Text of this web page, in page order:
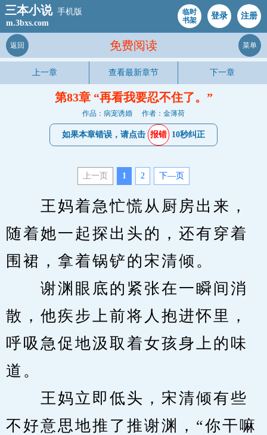
三本小说 手机版
m.3bxs.com
临时
书架
登录 注册
免费阅读
返回 菜单
上一章 查看最新章节 下一章
第83章 “再看我要忍不住了。”
作品：病宠诱婚 作者：金薄荷
如果本章错误，请点击 报错 10秒纠正
上一页 1 2 下—页
王妈着急忙慌从厨房出来，
随着她一起探出头的，还有穿着
围裙，拿着锅铲的宋清倾。
谢渊眼底的紧张在一瞬间消
散，他疾步上前将人抱进怀里，
呼吸急促地汲取着女孩身上的味
道。
王妈立即低头，宋清倾有些
不好意思地推了推谢渊，“你干嘛